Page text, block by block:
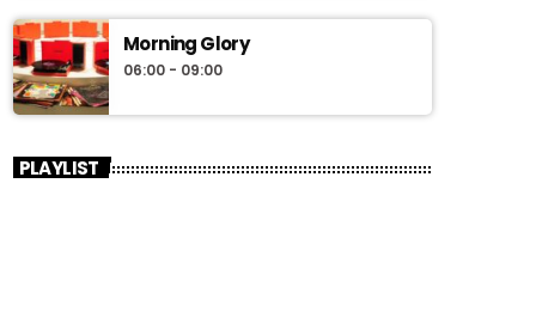
Morning Glory
06:00 - 09:00
PLAYLIST